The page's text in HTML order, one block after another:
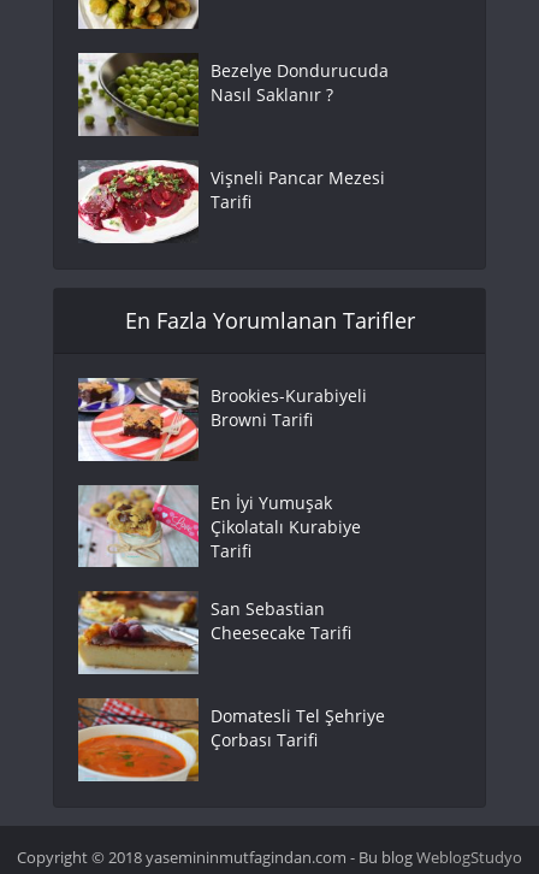
Bezelye Dondurucuda
Nasıl Saklanır ?
Vişneli Pancar Mezesi
Tarifi
En Fazla Yorumlanan Tarifler
Brookies-Kurabiyeli
Browni Tarifi
En İyi Yumuşak
Çikolatalı Kurabiye
Tarifi
San Sebastian
Cheesecake Tarifi
Domatesli Tel Şehriye
Çorbası Tarifi
Copyright © 2018 yasemininmutfagindan.com - Bu blogWeblogStudyo